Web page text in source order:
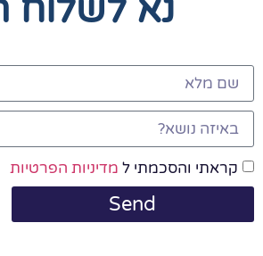
נא לשלוח
קראתי והסכמתי ל מדיניות הפרטיות
Send